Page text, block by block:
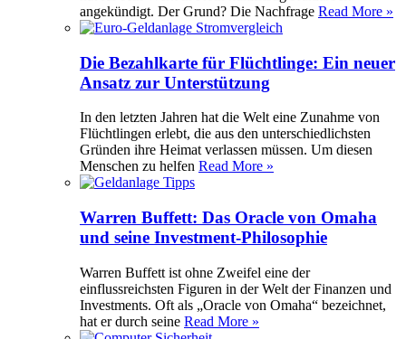
angekündigt. Der Grund? Die Nachfrage Read More »
Die Bezahlkarte für Flüchtlinge: Ein neuer
Ansatz zur Unterstützung
In den letzten Jahren hat die Welt eine Zunahme von
Flüchtlingen erlebt, die aus den unterschiedlichsten
Gründen ihre Heimat verlassen müssen. Um diesen
Menschen zu helfen Read More »
Warren Buffett: Das Oracle von Omaha
und seine Investment-Philosophie
Warren Buffett ist ohne Zweifel eine der
einflussreichsten Figuren in der Welt der Finanzen und
Investments. Oft als „Oracle von Omaha“ bezeichnet,
hat er durch seine Read More »